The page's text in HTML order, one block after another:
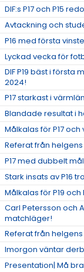
DIF:s P17 och P15
Avtackning och
P16 med första
Lyckad vecka för
DIF P19 bäst i första
2024!
P17 starkast i
Blandade resultat i
Målkalas för P17
Referat från
P17 med dubbelt
Stark insats av P16
Målkalas för P19 och
Carl Petersson och
matchläger!
Referat från
Imorgon väntar
Presentation| Må